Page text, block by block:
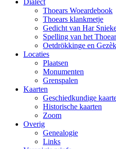
Dialect
Thoears Woeardebook
Thoears klankmetje
Gedicht van Har
Spelling van het
Oetdrökkinge en
Locaties
Plaatsen
Monumenten
Grenspalen
Kaarten
Geschiedkundige
Historische kaarten
Zoom
Overig
Genealogie
Links